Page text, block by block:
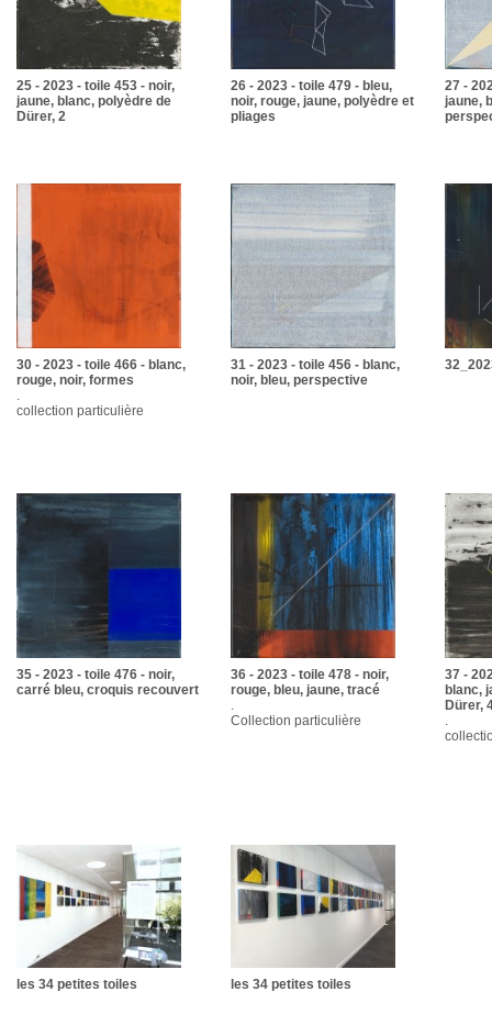
25 - 2023 - toile 453 - noir,
jaune, blanc, polyèdre de
Dürer, 2
26 - 2023 - toile 479 - bleu,
noir, rouge, jaune, polyèdre et
pliages
27 -
jaune,
30 - 2023 - toile 466 - blanc,
rouge, noir, formes
.
collection particulière
31 - 2023 - toile 456 - blanc,
noir, bleu, perspective
35 - 2023 - toile 476 - noir,
carré bleu, croquis recouvert
36 - 2023 - toile 478 - noir,
rouge, bleu, jaune, tracé
.
Collection particulière
37 -
blanc,
Dürer,
.
les 34 petites toiles les 34 petites toiles